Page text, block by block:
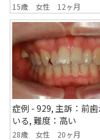
15歳 女性 12ヶ月
症例 - 929, 主訴：前歯
いる, 難度：高い
28歳 女性 20ヶ月